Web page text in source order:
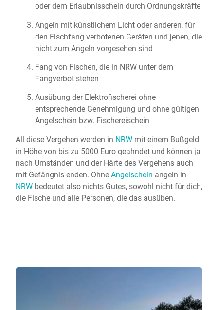
oder dem Erlaubnisschein durch Ordnungskräfte
Angeln mit künstlichem Licht oder anderen, für
den Fischfang verbotenen Geräten und jenen, die
nicht zum Angeln vorgesehen sind
Fang von Fischen, die in NRW unter dem
Fangverbot stehen
Ausübung der Elektrofischerei ohne
entsprechende Genehmigung und ohne gültigen
Angelschein bzw. Fischereischein
All diese Vergehen werden in NRW mit einem Bußgeld
in Höhe von bis zu 5000 Euro geahndet und können ja
nach Umständen und der Härte des Vergehens auch
mit Gefängnis enden. Ohne Angelschein angeln in
NRW bedeutet also nichts Gutes, sowohl nicht für dich,
die Fische und alle Personen, die das ausüben.